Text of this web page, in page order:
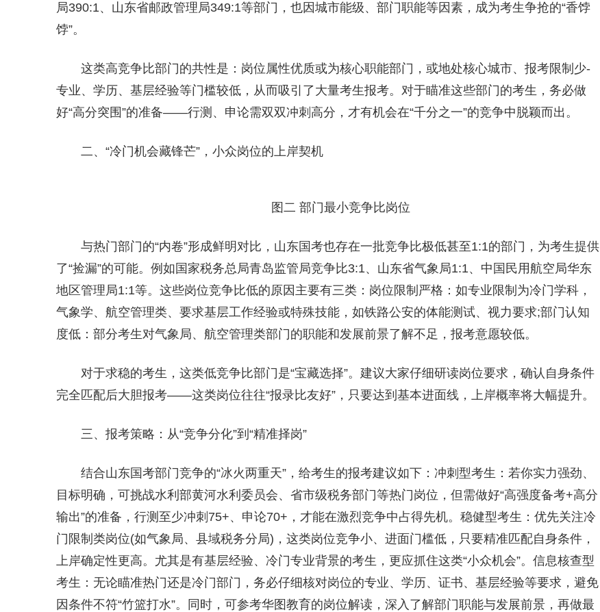
局390:1、山东省邮政管理局349:1等部门，也因城市能级、部门职能等因素，成为考生争抢的“香饽
饽”。
这类高竞争比部门的共性是：岗位属性优质或为核心职能部门，或地处核心城市、报考限制少-
专业、学历、基层经验等门槛较低，从而吸引了大量考生报考。对于瞄准这些部门的考生，务必做
好“高分突围”的准备——行测、申论需双双冲刺高分，才有机会在“千分之一”的竞争中脱颖而出。
二、“冷门机会藏锋芒”，小众岗位的上岸契机
图二 部门最小竞争比岗位
与热门部门的“内卷”形成鲜明对比，山东国考也存在一批竞争比极低甚至1:1的部门，为考生提供
了“捡漏”的可能。例如国家税务总局青岛监管局竞争比3:1、山东省气象局1:1、中国民用航空局华东
地区管理局1:1等。这些岗位竞争比低的原因主要有三类：岗位限制严格：如专业限制为冷门学科，
气象学、航空管理类、要求基层工作经验或特殊技能，如铁路公安的体能测试、视力要求;部门认知
度低：部分考生对气象局、航空管理类部门的职能和发展前景了解不足，报考意愿较低。
对于求稳的考生，这类低竞争比部门是“宝藏选择”。建议大家仔细研读岗位要求，确认自身条件
完全匹配后大胆报考——这类岗位往往“报录比友好”，只要达到基本进面线，上岸概率将大幅提升。
三、报考策略：从“竞争分化”到“精准择岗”
结合山东国考部门竞争的“冰火两重天”，给考生的报考建议如下：冲刺型考生：若你实力强劲、
目标明确，可挑战水利部黄河水利委员会、省市级税务部门等热门岗位，但需做好“高强度备考+高分
输出”的准备，行测至少冲刺75+、申论70+，才能在激烈竞争中占得先机。稳健型考生：优先关注冷
门限制类岗位(如气象局、县域税务分局)，这类岗位竞争小、进面门槛低，只要精准匹配自身条件，
上岸确定性更高。尤其是有基层经验、冷门专业背景的考生，更应抓住这类“小众机会”。信息核查型
考生：无论瞄准热门还是冷门部门，务必仔细核对岗位的专业、学历、证书、基层经验等要求，避免
因条件不符“竹篮打水”。同时，可参考华图教育的岗位解读，深入了解部门职能与发展前景，再做最